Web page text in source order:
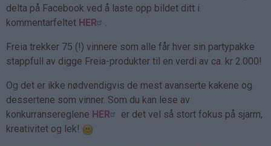
delta på Facebook ved å laste opp bildet ditt i
kommentarfeltet HER .
Freia trekker 75 (!) vinnere som alle får hver sin partypakke
stappfull av digge Freia-produkter til en verdi av ca. kr 2.000!
Og det er ikke nødvendigvis de mest avanserte kakene og
dessertene som vinner. Som du kan lese av
konkurransereglene HER
er det vel så stort fokus på sjarm,
kreativitet og lek!